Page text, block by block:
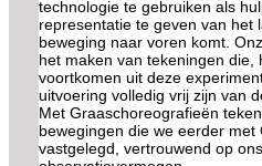
technologie te gebruiken als
representatie te geven van het
beweging naar voren komt.
het maken van tekeningen die,
voortkomen uit deze
uitvoering volledig vrij zijn van
Met Graaschoreografieën
bewegingen die we eerder met
vastgelegd, vertrouwend op